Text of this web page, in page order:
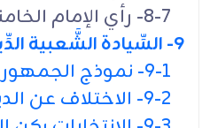
9- السِّيادة الشَّعبية الدِّينية